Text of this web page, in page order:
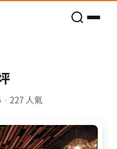
· 227 人氣